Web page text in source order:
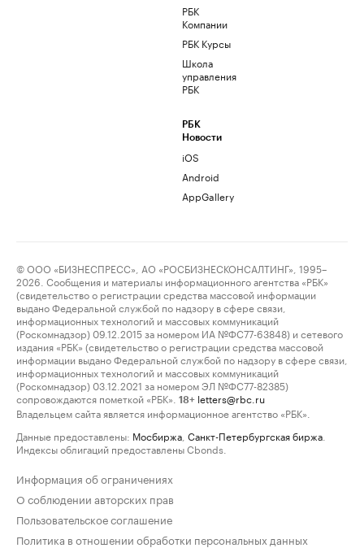
РБК
Компании
РБК Курсы
Школа
управления
РБК
РБК
Новости
iOS
Android
AppGallery
© ООО «БИЗНЕСПРЕСС», АО «РОСБИЗНЕСКОНСАЛТИНГ», 1995–
2026. Сообщения и материалы информационного агентства «РБК»
(свидетельство о регистрации средства массовой информации
выдано Федеральной службой по надзору в сфере связи,
информационных технологий и массовых коммуникаций
(Роскомнадзор) 09.12.2015 за номером ИА №ФС77-63848) и сетевого
издания «РБК» (свидетельство о регистрации средства массовой
информации выдано Федеральной службой по надзору в сфере связи,
информационных технологий и массовых коммуникаций
(Роскомнадзор) 03.12.2021 за номером ЭЛ №ФС77-82385)
сопровождаются пометкой «РБК».
18+ letters@rbc.ru
Владельцем сайта является информационное агентство «РБК».
Данные предоставлены: Мосбиржа Санкт-Петербургская биржа
Индексы облигаций предоставлены Cbonds.
Информация об ограничениях
О соблюдении авторских прав
Пользовательское соглашение
Политика в отношении обработки персональных данных